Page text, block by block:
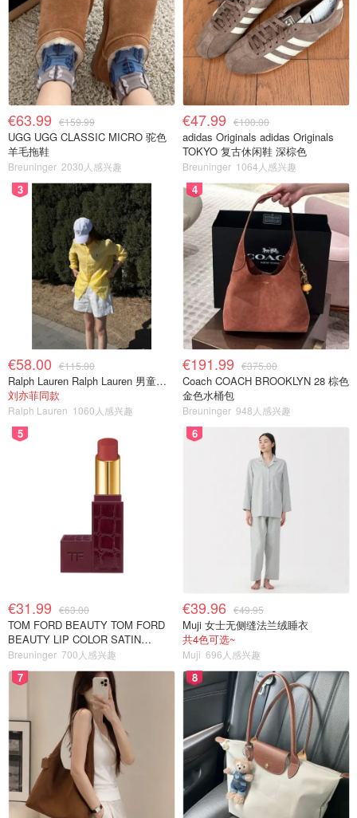
€63.99 €159.99
UGG UGG CLASSIC MICRO 驼色
羊毛拖鞋
Breuninger 2030人感兴趣
€47.99 €100.00
adidas Originals adidas Originals
TOKYO 复古休闲鞋 深棕色
Breuninger 1064人感兴趣
3
€58.00 €115.00
Ralph Lauren Ralph Lauren 男童亚麻衬衫
刘亦菲同款
Ralph Lauren 1060人感兴趣
4
€191.99 €375.00
Coach COACH BROOKLYN 28 棕色
金色水桶包
Breuninger 948人感兴趣
5
€31.99 €63.00
TOM FORD BEAUTY TOM FORD
BEAUTY LIP COLOR SATIN
MATTE 裸玫瑰口红
Breuninger 700人感兴趣
6
€39.96 €49.95
Muji 女士无侧缝法兰绒睡衣
共4色可选~
Muji 696人感兴趣
7 8